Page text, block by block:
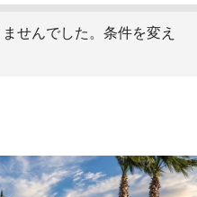
せんでした。条件を変え